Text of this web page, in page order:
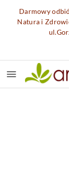
Przejdź do
Przejdź do
Przejdź do
Przejdź do
Przejdź do
Przejdź do
Darmowy
Natura i